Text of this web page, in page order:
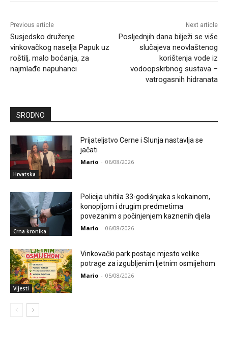
Previous article
Susjedsko druženje
vinkovačkog naselja Papuk uz
roštilj, malo boćanja, za
najmlađe napuhanci
Next article
Posljednjih dana bilježi se više
slučajeva neovlaštenog
korištenja vode iz
vodoopskrbnog sustava –
vatrogasnih hidranata
SRODNO
Hrvatska
Prijateljstvo Cerne i Slunja nastavlja se
jačati
Mario - 06/08/2026
Crna kronika
Policija uhitila 33-godišnjaka s kokainom,
konopljom i drugim predmetima
povezanim s počinjenjem kaznenih djela
Mario - 06/08/2026
Vijesti
Vinkovački park postaje mjesto velike
potrage za izgubljenim ljetnim osmijehom
Mario - 05/08/2026